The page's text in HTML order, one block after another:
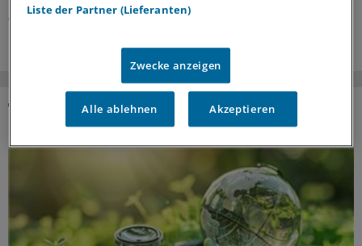
06.08.2026
DAS KÖNNTE SIE AUCH INTERESSIEREN
Liste der Partner (Lieferanten)
Zwecke anzeigen
Alle ablehnen Akzeptieren